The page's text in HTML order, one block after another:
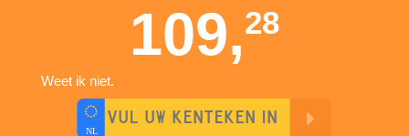
109,28
Weet ik niet.